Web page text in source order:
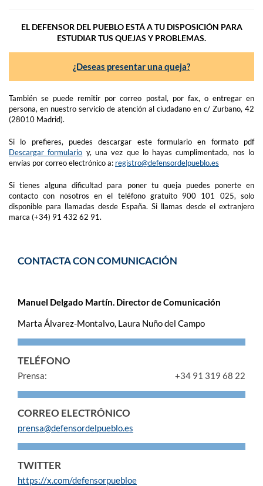
EL DEFENSOR DEL PUEBLO ESTÁ A TU DISPOSICIÓN PARA
ESTUDIAR TUS QUEJAS Y PROBLEMAS.
¿Deseas presentar una queja?
También se puede remitir por correo postal, por fax, o entregar en
persona, en nuestro servicio de atención al ciudadano en c/ Zurbano, 42
(28010 Madrid).
Si lo prefieres, puedes descargar este formulario en formato pdf
Descargar formulario y, una vez que lo hayas cumplimentado, nos lo
envías por correo electrónico a: registro@defensordelpueblo.es
Si tienes alguna dificultad para poner tu queja puedes ponerte en
contacto con nosotros en el teléfono gratuito 900 101 025, solo
disponible para llamadas desde España. Si llamas desde el extranjero
marca (+34) 91 432 62 91.
CONTACTA CON COMUNICACIÓN
Manuel Delgado Martín. Director de Comunicación
Marta Álvarez-Montalvo, Laura Nuño del Campo
TELÉFONO
Prensa: +34 91 319 68 22
CORREO ELECTRÓNICO
prensa@defensordelpueblo.es
TWITTER
https://x.com/defensorpuebloe